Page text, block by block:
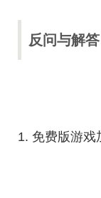
反问与解答
1. 免费版游戏